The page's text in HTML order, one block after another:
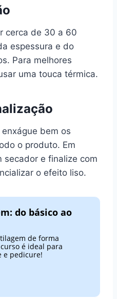
cerca de 30 a 60
espessura e do
Para melhores
uma touca térmica.
bem os
o produto. Em
secador e finalize com
o efeito liso.
do básico ao
de forma
é ideal para
e pedicure!